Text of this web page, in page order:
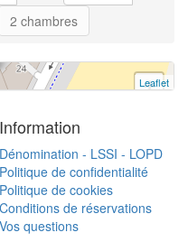
2 chambres
+
Leaflet
Information
Dénomination - LSSI - LOPD
Politique de confidentialité
Politique de cookies
Conditions de réservations
Vos questions